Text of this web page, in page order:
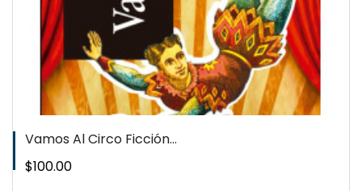
Vamos Al Circo Ficción...
Precio
$100.00